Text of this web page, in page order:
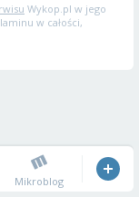
Wykop.pl w jego
w całości,
Mikroblog